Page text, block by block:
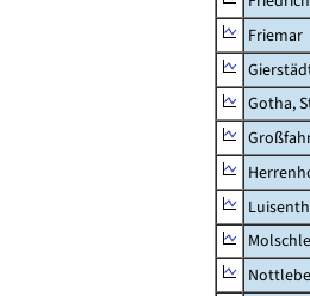
Friemar
Gotha,